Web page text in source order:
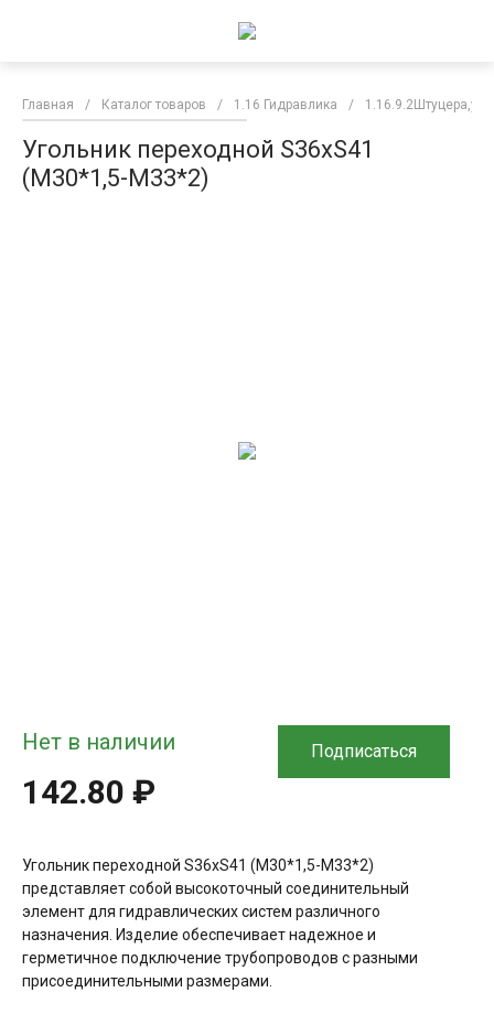
Главная / Каталог товаров / 1.16 Гидравлика /
Угольник переходной S36хS41
(М30*1,5-М33*2)
Нет в наличии
142.80 ₽
Подписаться
Угольник переходной S36хS41 (М30*1,5-М33*2)
представляет собой высокоточный соединительный
элемент для гидравлических систем различного
назначения. Изделие обеспечивает надежное и
герметичное подключение трубопроводов с разными
присоединительными размерами.